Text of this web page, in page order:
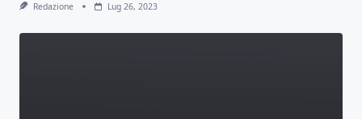
Redazione Lug 26, 2023